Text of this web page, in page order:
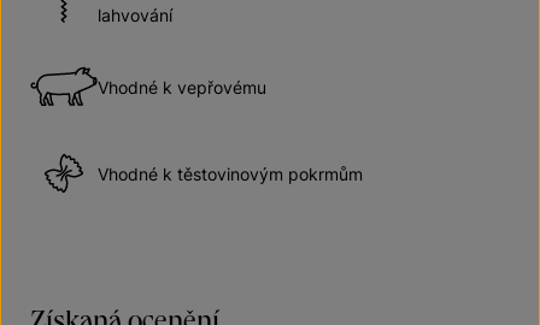
lahvování
Vhodné k vepřovému
Vhodné k těstovinovým pokrmům